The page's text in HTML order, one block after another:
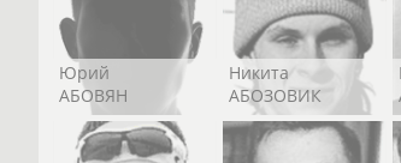
Юрий
АБОВЯН
Никита
АБОЗОВИК